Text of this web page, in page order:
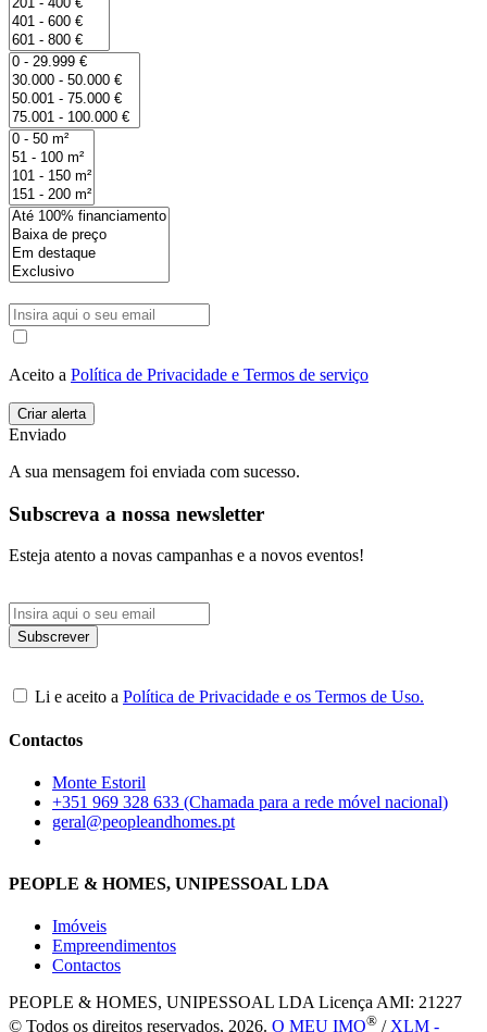
Aceito a Política de Privacidade e Termos de serviço
Enviado
A sua mensagem foi enviada com sucesso.
Subscreva a nossa newsletter
Esteja atento a novas campanhas e a novos eventos!
Li e aceito a Política de Privacidade e os Termos de Uso.
Contactos
Monte Estoril
+351 969 328 633 (Chamada para a rede móvel nacional)
geral@peopleandhomes.pt
PEOPLE & HOMES, UNIPESSOAL LDA
Imóveis
Empreendimentos
Contactos
PEOPLE & HOMES, UNIPESSOAL LDA Licença AMI: 21227
© Todos os direitos reservados, 2026. O MEU IMO® /XLM -